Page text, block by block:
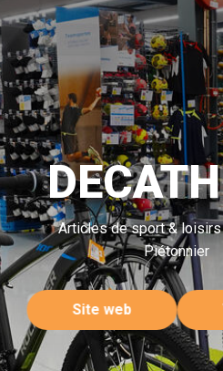
Articles de sport &
Piétonnier
Site web